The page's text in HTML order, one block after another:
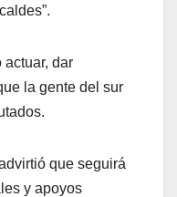
actuar, dar
la gente del sur
que seguirá
y apoyos